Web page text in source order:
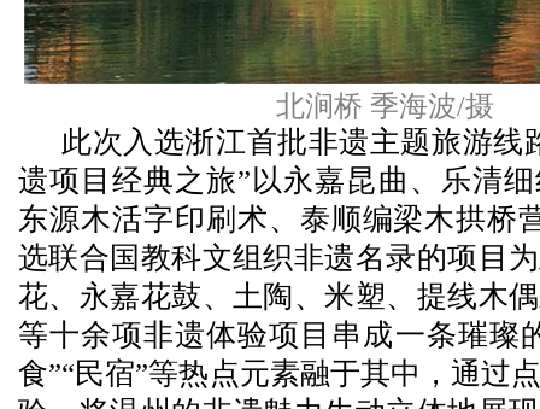
北涧桥 季海波/摄
此次入选浙江首批非遗主题旅游线
遗项目经典之旅”以永嘉昆曲、乐清
东源木活字印刷术、泰顺编梁木拱桥
选联合国教科文组织非遗名录的项目
花、永嘉花鼓、土陶、米塑、提线木
等十余项非遗体验项目串成一条璀璨
食”“民宿”等热点元素融于其中，通过